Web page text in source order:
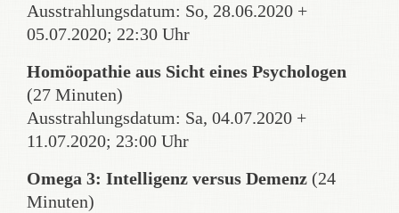
Ausstrahlungsdatum: So, 28.06.2020 +
05.07.2020; 22:30 Uhr
Homöopathie aus Sicht eines Psychologen
(27 Minuten)
Ausstrahlungsdatum: Sa, 04.07.2020 +
11.07.2020; 23:00 Uhr
Omega 3: Intelligenz versus Demenz (24
Minuten)